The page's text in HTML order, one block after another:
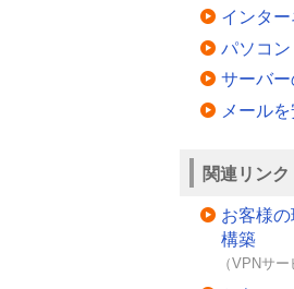
インタ
パソコ
サーバ
メール
関連リンク
お客様
構築
（VPNサー